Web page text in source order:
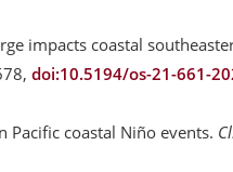
impacts coastal
doi:10.5194/os-21-661-
Pacific coastal Niño events.